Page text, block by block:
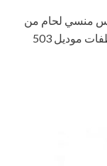
503 ماركة مهندس منسي لحام من
الظهر سنتر سيلنج مواصفات مكن تعبئة المنظفات موديل 503